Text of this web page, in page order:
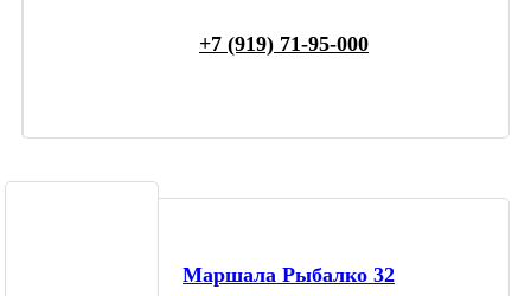
+7 (919) 71-95-000
Маршала Рыбалко 32